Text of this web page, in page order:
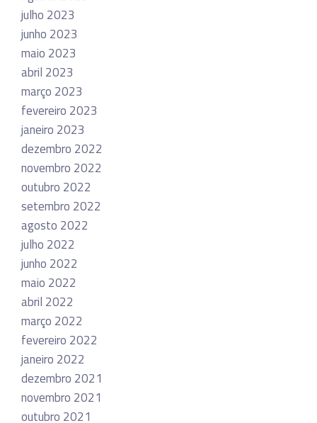
julho 2023
junho 2023
maio 2023
abril 2023
março 2023
fevereiro 2023
janeiro 2023
dezembro 2022
novembro 2022
outubro 2022
setembro 2022
agosto 2022
julho 2022
junho 2022
maio 2022
abril 2022
março 2022
fevereiro 2022
janeiro 2022
dezembro 2021
novembro 2021
outubro 2021